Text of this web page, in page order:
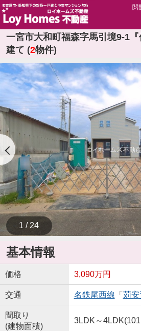
閲
一宮市大和町福森字馬引境9-1
建て (2物件)
1 / 24
基本情報
価格 3,090万円
交通 名鉄尾西線 「 苅安
間取り
(建物面積)
3LDK～